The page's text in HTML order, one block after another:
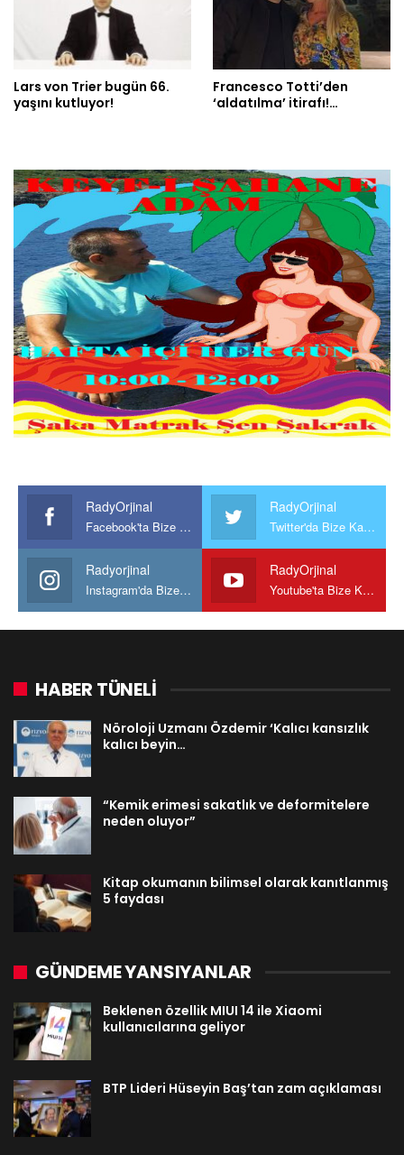
Lars von Trier bugün 66.
yaşını kutluyor!
Francesco Totti’den
‘aldatılma’ itirafı!…
RadyOrjinal
Facebook'ta Bize Katılın
RadyOrjinal
Twitter'da Bize Katılın
Radyorjinal
Instagram'da Bize katılın
RadyOrjinal
Youtube'ta Bize Katılın
HABER TÜNELİ
Nöroloji Uzmanı Özdemir ‘Kalıcı kansızlık
kalıcı beyin…
“Kemik erimesi sakatlık ve deformitelere
neden oluyor”
Kitap okumanın bilimsel olarak kanıtlanmış
5 faydası
GÜNDEME YANSIYANLAR
Beklenen özellik MIUI 14 ile Xiaomi
kullanıcılarına geliyor
BTP Lideri Hüseyin Baş’tan zam açıklaması